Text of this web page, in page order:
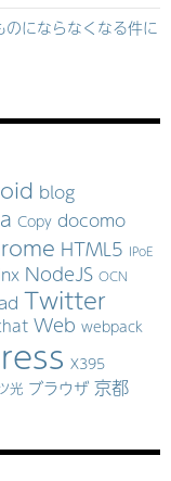
にならなくなる件に
blog
Copy docomo
HTML5 IPoE
NodeJS OCN
Twitter
Web webpack
X395
光 ブラウザ 京都